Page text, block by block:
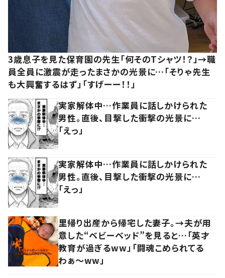
3歳息子を見た保育園の先生「何そのTシャツ！？」→職
員全員に激震が走ったまさかの光景に…「そりゃ先生
も大興奮するはず」「すげーー！！」
実家解体中…作業員に話しかけられた
男性。直後、目撃した衝撃の光景に…
「えっ」
実家解体中…作業員に話しかけられた
男性。直後、目撃した衝撃の光景に…
「えっ」
里帰り出産から帰宅した妻子。→夫が用
意した“ベビーベッド”を見ると…「英才
教育が過ぎるww」「闘魂こめられてる
わぁ～ww」